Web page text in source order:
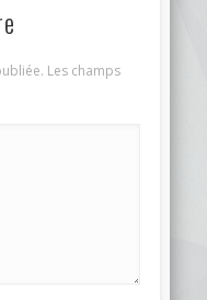
Les champs